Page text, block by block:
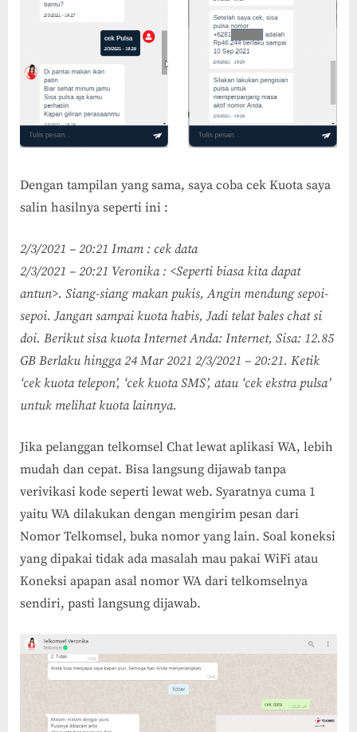
Dengan tampilan yang sama, saya coba cek Kuota saya
salin hasilnya seperti ini :
2/3/2021 – 20:21 Imam : cek data
2/3/2021 – 20:21 Veronika : <Seperti biasa kita dapat
antun>. Siang-siang makan pukis, Angin mendung sepoi-
sepoi. Jangan sampai kuota habis, Jadi telat bales chat si
doi. Berikut sisa kuota Internet Anda: Internet, Sisa: 12.85
GB Berlaku hingga 24 Mar 2021 2/3/2021 – 20:21. Ketik
‘cek kuota telepon’, ‘cek kuota SMS’, atau ‘cek ekstra pulsa’
untuk melihat kuota lainnya.
Jika pelanggan telkomsel Chat lewat aplikasi WA, lebih
mudah dan cepat. Bisa langsung dijawab tanpa
verivikasi kode seperti lewat web. Syaratnya cuma 1
yaitu WA dilakukan dengan mengirim pesan dari
Nomor Telkomsel, buka nomor yang lain. Soal koneksi
yang dipakai tidak ada masalah mau pakai WiFi atau
Koneksi apapan asal nomor WA dari telkomselnya
sendiri, pasti langsung dijawab.